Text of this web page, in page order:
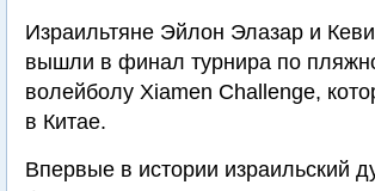
Израильтяне Эйлон Элазар и
вышли в финал турнира по
волейболу Xiamen Challenge,
в Китае.
Впервые в истории израильский